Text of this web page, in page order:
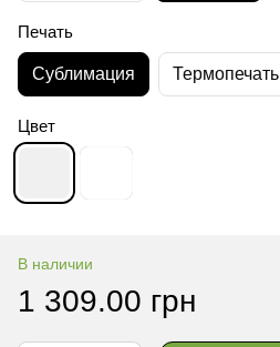
Печать
Сублимация Термопечать
Цвет
В наличии
1 309.00 грн